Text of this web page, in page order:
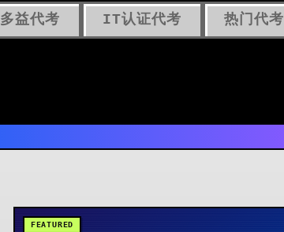
多益代考 IT认证代考 热门代考